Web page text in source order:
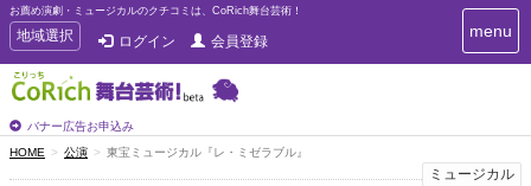
お薦め演劇・ミュージカルのクチコミは、CoRich舞台芸術！
T
o
g
g
e
n
a
地域選択 ログイン 会員登録
バナー広告お申込み
T
o
n
menu
HOME 公演 東宝ミュージカル『レ・ミゼラブル』
ミュージカル